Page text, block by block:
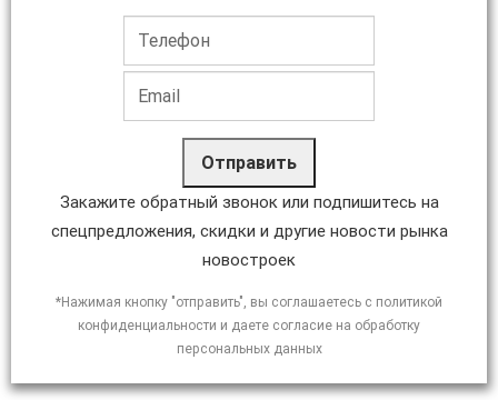
Отправить
Закажите обратный звонок или подпишитесь на
спецпредложения, скидки и другие новости рынка
новостроек
*Нажимая кнопку "отправить", вы соглашаетесь с политикой
конфиденциальности и даете согласие на обработку
персональных данных